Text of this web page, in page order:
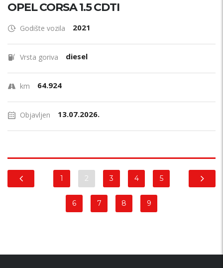
OPEL CORSA 1.5 CDTI
Godište vozila 2021
Vrsta goriva diesel
km 64.924
Objavljen 13.07.2026.
1 2 3 4 5
6 7 8 9